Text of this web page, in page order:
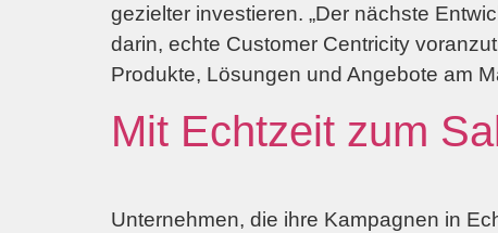
gezielter investieren. „Der nächste
darin, echte Customer Centricity
Produkte, Lösungen und Angebote am
Mit Echtzeit zum
Unternehmen, die ihre Kampagnen in